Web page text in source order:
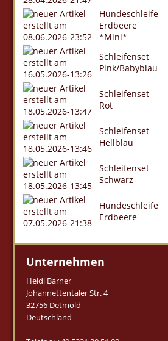
Hundeschleife
Erdbeere
*Mini*
Schleifenset
Pink/Babyblau
Schleifenset
Rot
Schleifenset
Hellblau
Schleifenset
Schwarz
Hundeschleife
Erdbeere
Unternehmen
Heidi Barner
Johannettentaler Str. 4
32756 Detmold
Deutschland